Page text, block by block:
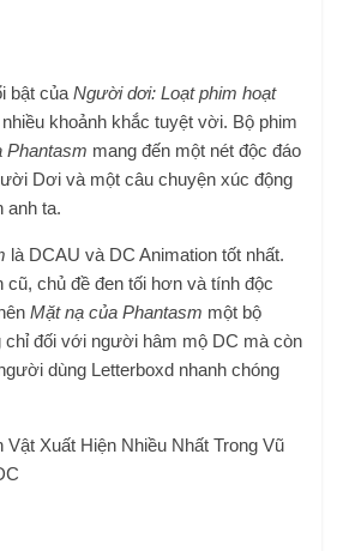
bật củaNgười dơi: Loạt phim hoạt
khoảnh khắc tuyệt vời. Bộ phim
Phantasm mang đến một nét độc đáo
Dơi và một câu chuyện xúc động
anh ta.
là DCAU và DC Animation tốt nhất.
cũ, chủ đề đen tối hơn và tính độc
Mặt nạ của Phantasm một bộ
chỉ đối với người hâm mộ DC mà còn
dùng Letterboxd nhanh chóng
Xuất Hiện Nhiều Nhất Trong Vũ